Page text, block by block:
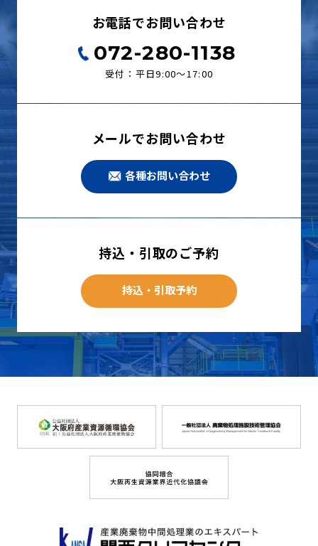
お電話でお問い合わせ
072-280-1138
受付：平日9:00〜17:00
メールでお問い合わせ
各種お問い合わせ
持込・引取のご予約
持込・引取予約